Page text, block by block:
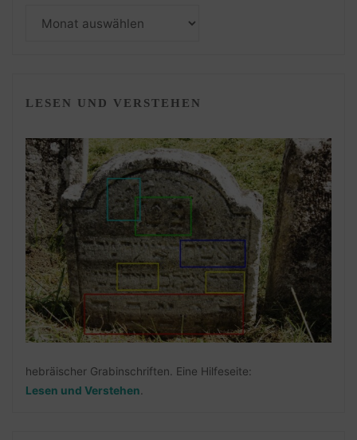
LESEN UND VERSTEHEN
hebräischer Grabinschriften. Eine Hilfeseite:
Lesen und Verstehen